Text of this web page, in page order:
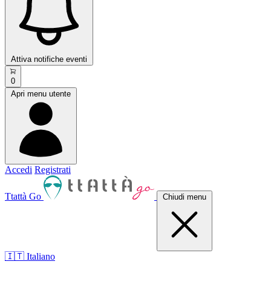
Attiva notifiche eventi
0
Apri menu utente
Accedi Registrati
Ttattà Go Chiudi menu
🇮🇹 Italiano